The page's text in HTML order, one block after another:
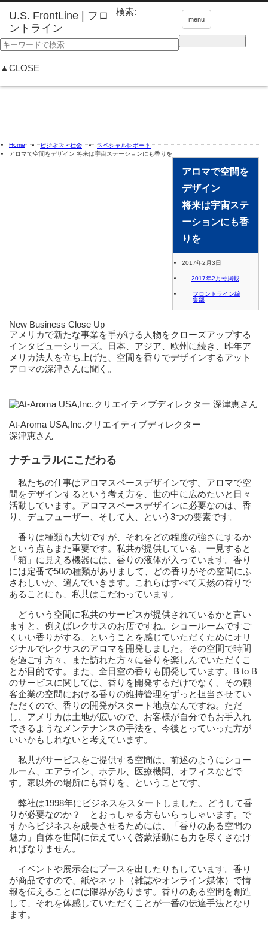
menu
検索:
▲CLOSE
Home ビジネス・社会
スペシャルレポート
アロマで空間をデザイン 将来は宇宙ステーションにも香りを
アロマで空間を
デザイン
将来は宇宙ステ
ーションにも香
りを
2017年2月3日
2017年2月号掲載
フロントライン編
集部
New Business Close Up
アメリカで新たな事業を手がける人物をクローズアップする
インタビューシリーズ。日本、アジア、欧州に続き、昨年ア
メリカ法人を立ち上げた、空間を香りでデザインするアット
アロマの深津さんに聞く。
At-Aroma USA,Inc.クリエイティブディレクター
深津恵さん
ナチュラルにこだわる
私たちの仕事はアロマスペースデザインです。アロマで空
間をデザインするという考え方を、世の中に広めたいと日々
活動しています。アロマスペースデザインに必要なのは、香
り、デュフューザー、そして人、という3つの要素です。
香りは種類も大切ですが、それをどの程度の強さにするか
という点もまた重要です。私共が提供している、一見すると
「箱」に見える機器には、香りの液体が入っています。香り
には定番で50の種類がありまして、どの香りがその空間にふ
さわしいか、選んでいきます。これらはすべて天然の香りで
あることにも、私共はこだわっています。
どういう空間に私共のサービスが提供されているかと言い
ますと、例えばレクサスのお店ですね。ショールームですご
くいい香りがする、ということを感じていただくためにオリ
ジナルでレクサスのアロマを開発しました。その空間で時間
を過ごす方々、また訪れた方々に香りを楽しんでいただくこ
とが目的です。また、全日空の香りも開発しています。B to B
のサービスに関しては、香りを開発するだけでなく、その顧
客企業の空間における香りの維持管理をずっと担当させてい
ただくので、香りの開発がスタート地点なんですね。ただ
し、アメリカは土地が広いので、お客様が自分でもお手入れ
できるようなメンテナンスの手法を、今後とっていった方が
いいかもしれないと考えています。
私共がサービスをご提供する空間は、前述のようにショー
ルーム、エアライン、ホテル、医療機関、オフィスなどで
す。家以外の場所にも香りを、ということです。
弊社は1998年にビジネスをスタートしました。どうして香
りが必要なのか？ とおっしゃる方もいらっしゃいます。で
すからビジネスを成長させるためには、「香りのある空間の
魅力」自体を世間に伝えていく啓蒙活動にも力を尽くさなけ
ればなりません。
イベントや展示会にブースを出したりもしています。香り
が商品ですので、紙やネット（雑誌やオンライン媒体）で情
報を伝えることには限界があります。香りのある空間を創造
して、それを体感していただくことが一番の伝達手法となり
ます。